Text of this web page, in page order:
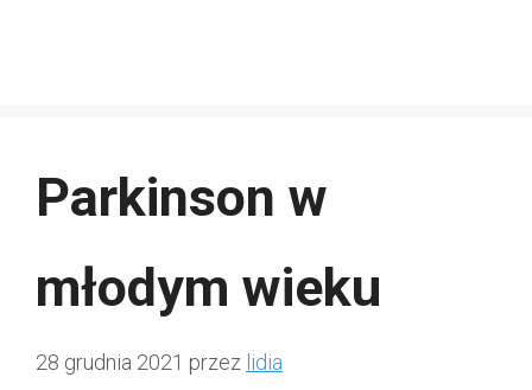
Parkinson w
młodym wieku
28 grudnia 2021 przez lidia